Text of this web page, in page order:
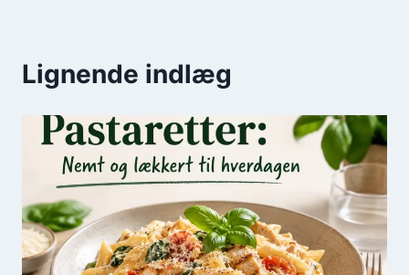
Lignende indlæg